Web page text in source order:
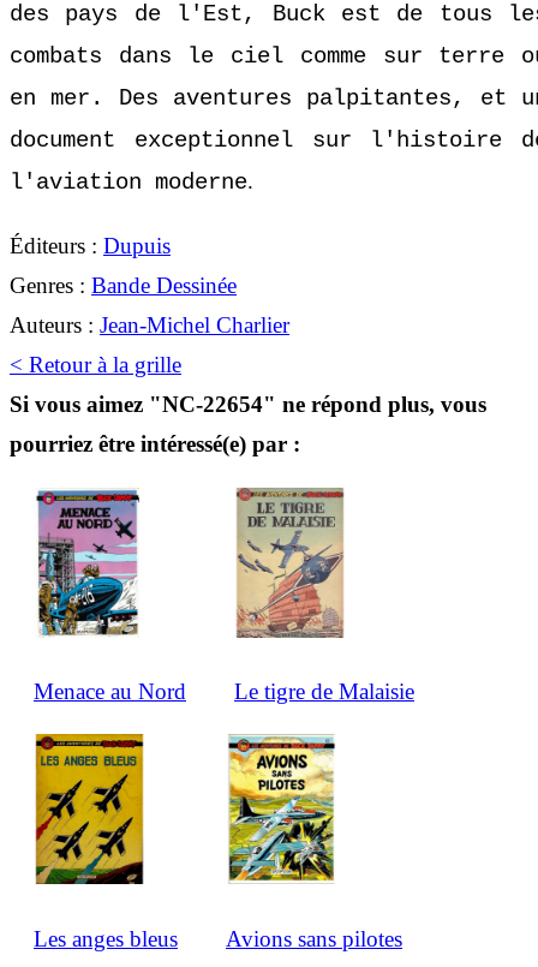
des pays de l'Est, Buck est de tous
combats dans le ciel comme sur terre
en mer. Des aventures palpitantes, et
document exceptionnel sur l'histoire
l'aviation moderne.
Éditeurs : Dupuis
Genres : Bande Dessinée
Auteurs : Jean-Michel Charlier
< Retour à la grille
Si vous aimez "NC-22654" ne répond plus, vous
pourriez être intéressé(e) par :
Menace au Nord Le tigre de Malaisie
Les anges bleus Avions sans pilotes